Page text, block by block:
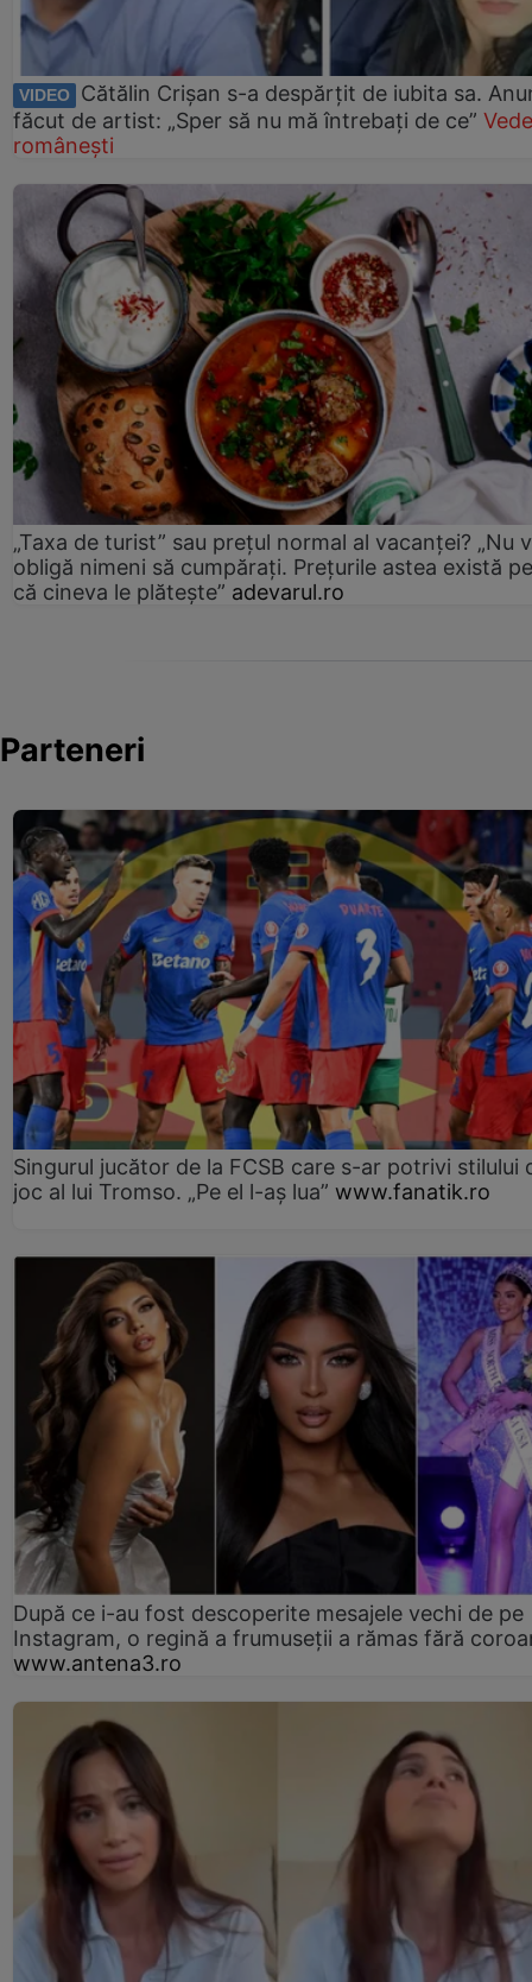
VIDEO
Cătălin Crișan s-a despărțit de iubita sa.
făcut de artist: „Sper să nu mă întrebați de ce”
românești
„Taxa de turist” sau prețul normal al vacanței? „Nu
obligă nimeni să cumpărați. Prețurile astea există
că cineva le plătește” adevarul.ro
Parteneri
Singurul jucător de la FCSB care s-ar potrivi stilului
joc al lui Tromso. „Pe el l-aș lua” www.fanatik.ro
După ce i-au fost descoperite mesajele vechi de pe
Instagram, o regină a frumuseții a rămas fără
www.antena3.ro